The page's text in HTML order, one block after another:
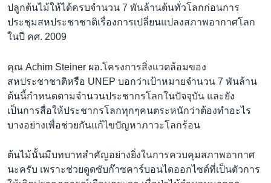
ปลูกต้นไม้ให้ได้ครบจำนวน 7 พันล้านต้นทั่วโลกก่อนการ
ประชุมสหประชาชาติเรื่องการเปลี่ยนแปลงสภาพอากาศโลก
ในปี คศ. 2009
คุณ Achim Steiner ผอ.โครงการสิ่งแวดล้อมของ
สหประชาชาติหรือ UNEP บอกว่าเป้าหมายจำนวน 7 พันล้าน
ต้นนี้กำหนดตามจำนวนประชากรโลกในปัจจุบัน และยัง
เป็นการสื่อให้ประชากรโลกทุกๆคนตระหนักว่าต้องทำอะไร
บางอย่างเพื่อช่วยกันแก้ไขปัญหาภาวะโลกร้อน
ต้นไม้นั้นมีบทบาทสำคัญอย่างยิ่งในการควบคุมสภาพอากาศ
นะครับ เพราะช่วยดูดซับก๊าซคาร์บอนไดออกไซด์ที่เป็นตัวการ